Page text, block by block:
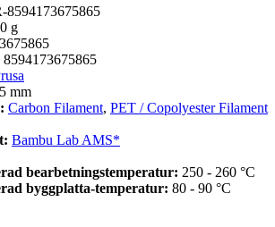
8594173675865
g
8594173675865
mm
Carbon Filament, PET / Copolyester Filament
Bambu Lab AMS*
bearbetningstemperatur: 250 - 260 °C
byggplatta-temperatur: 80 - 90 °C